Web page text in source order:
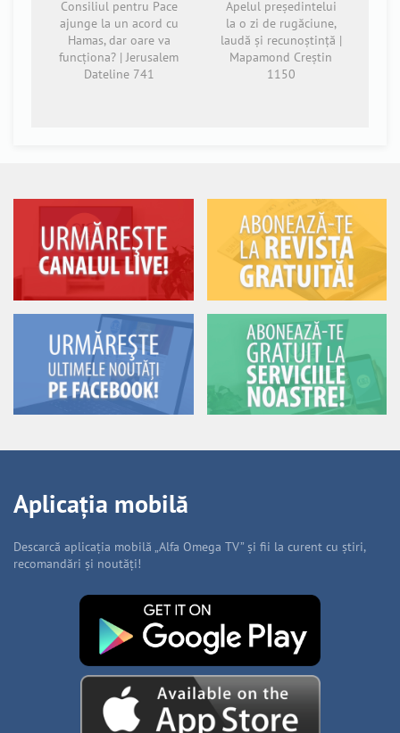
Consiliul pentru Pace
ajunge la un acord cu
Hamas, dar oare va
funcționa? | Jerusalem
Dateline 741
Apelul președintelui
la o zi de rugăciune,
laudă și recunoștință |
Mapamond Creștin
1150
Aplicația mobilă
Descarcă aplicația mobilă „Alfa Omega TV” și fii la curent cu știri,
recomandări și noutăți!